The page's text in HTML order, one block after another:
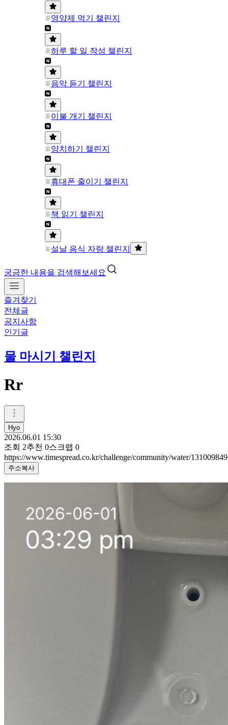
영양제 먹기 챌린지
하루 할 일 작성 챌린지
음악 듣기 챌린지
이불 개기 챌린지
양치하기 챌린지
휴대폰 줄이기 챌린지
책 읽기 챌린지
설날 음식 자랑 챌린지
궁금한 내용을 검색해보세요
즐겨찾기
전체글
공지사항
인기글
물 마시기 챌린지
Rr
Hyo
2026.06.01 15:30
조회 2추천 0스크랩 0
https://www.timespread.co.kr/challenge/community/water/131009849
주소복사